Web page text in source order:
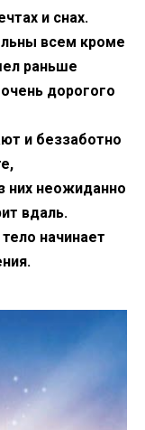
и снах.
всем кроме
раньше
дорогого
и беззаботно
них неожиданно
вдаль.
начинает